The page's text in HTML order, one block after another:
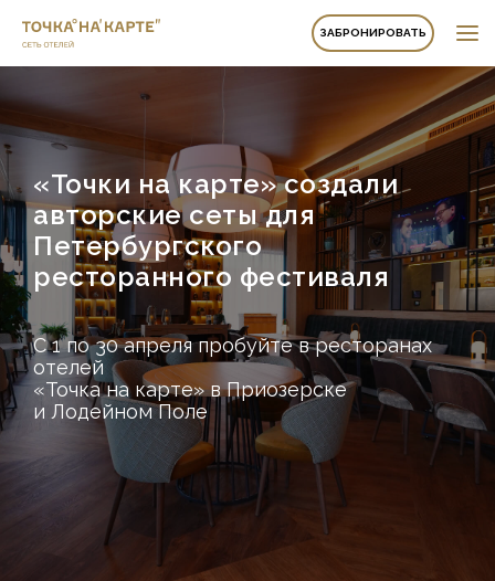
ЗАБРОНИРОВАТЬ
«Точки на карте» создали
авторские сеты для
Петербургского
ресторанного фестиваля
С 1 по 30 апреля пробуйте в ресторанах
отелей
«Точка на карте» в Приозерске
и Лодейном Поле